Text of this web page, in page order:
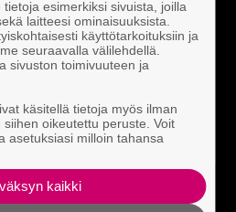
esimerkiksi sivuista, joilla
laitteesi ominaisuuksista.
käyttötarkoituksiin ja
seuraavalla välilehdellä.
sivuston toimivuuteen ja
käsitellä tietoja myös ilman
oikeutettu peruste. Voit
asetuksiasi milloin tahansa
kaikki